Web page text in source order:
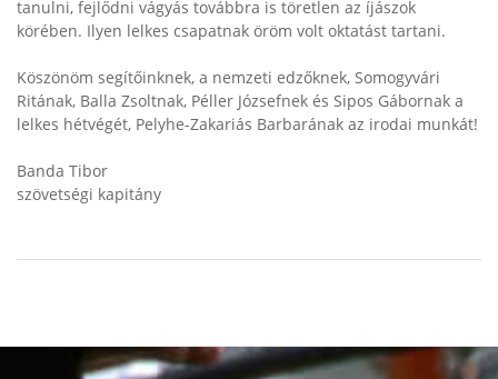
tanulni, fejlődni vágyás továbbra is töretlen az íjászok
körében. Ilyen lelkes csapatnak öröm volt oktatást tartani.
Köszönöm segítőinknek, a nemzeti edzőknek, Somogyvári
Ritának, Balla Zsoltnak, Péller Józsefnek és Sipos Gábornak a
lelkes hétvégét, Pelyhe-Zakariás Barbarának az irodai munkát!
Banda Tibor
szövetségi kapitány